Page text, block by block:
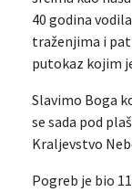
40 godina
traženjima i
putokaz kojim
Slavimo Boga
se sada pod
Kraljevstvo
Pogreb je bio